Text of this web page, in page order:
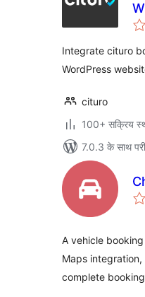
Integrate cituro
WordPress
cituro
100+ सक्रिय
7.0.3 के साथ
A vehicle
Maps
complete